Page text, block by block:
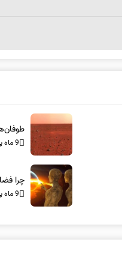
طوفان‌های
9 ماه پیش
چرا
9 ماه پیش